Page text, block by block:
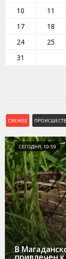
10
11
17
18
24
25
31
СВЕЖЕЕ
СЕГОДНЯ, 10:59
В
привлечен